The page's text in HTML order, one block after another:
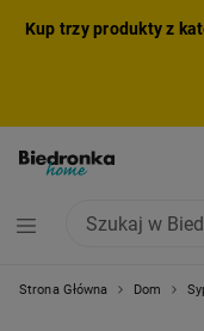
Kup trzy produkty z
Strona Główna Dom